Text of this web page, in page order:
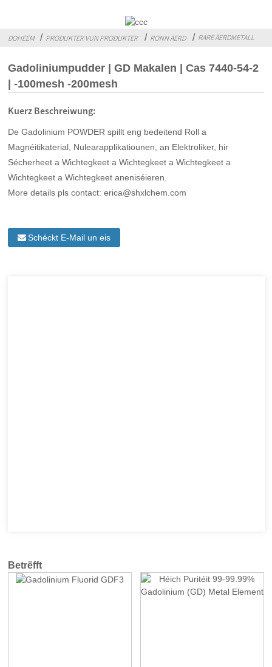
DOHEEM PRODUKTER VUN PRODUKTER RONN ÄERD RARE ÄERDMETALL
Gadoliniumpudder | GD Makalen | Cas 7440-54-2
| -100mesh -200mesh
Kuerz Beschreiwung:
De Gadolinium POWDER spillt eng bedeitend Roll a
Magnéitikaterial, Nulearapplikatiounen, an Elektroliker, hir
Sécherheet a Wichtegkeet a Wichtegkeet a Wichtegkeet a
Wichtegkeet a Wichtegkeet aneniséieren.
More details pls contact: erica@shxlchem.com
Schéckt E-Mail un eis
Betrëfft